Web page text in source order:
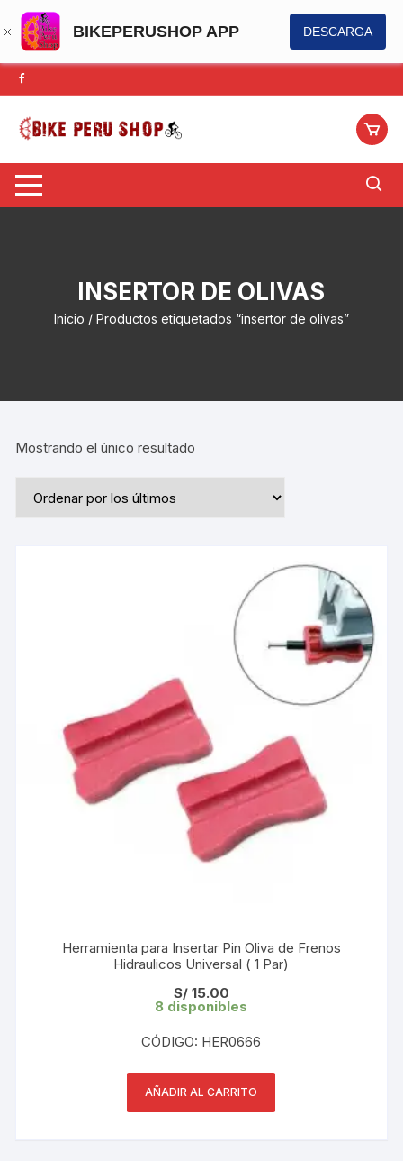
BIKEPERUSHOP APP DESCARGA
Saltar
al
contenido
INSERTOR DE OLIVAS
Inicio / Productos etiquetados “insertor de olivas”
Mostrando el único resultado
Herramienta para Insertar Pin Oliva de Frenos
Hidraulicos Universal ( 1 Par)
S/15.00
8 disponibles
CÓDIGO: HER0666
AÑADIR AL CARRITO